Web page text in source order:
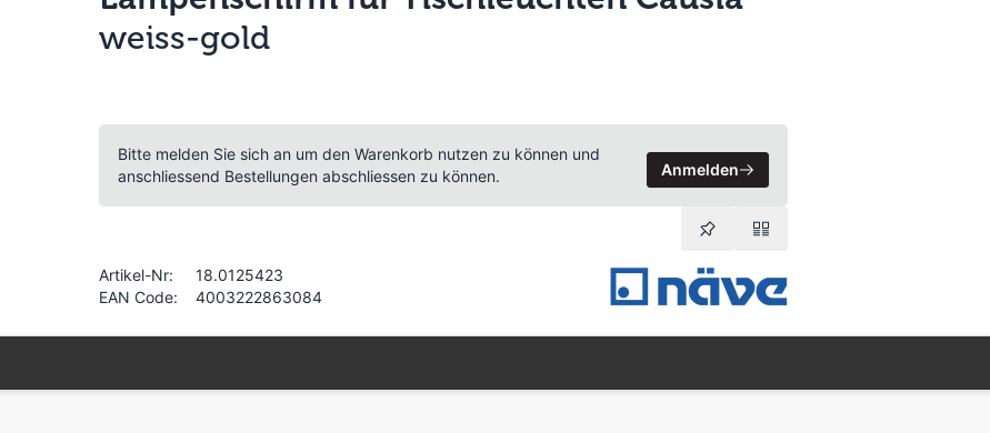
weiss-gold
Bitte melden Sie sich an um den Warenkorb nutzen zu können und
anschliessend Bestellungen abschliessen zu können.
Anmelden
Artikel-Nr:
18.0125423
EAN Code:
4003222863084